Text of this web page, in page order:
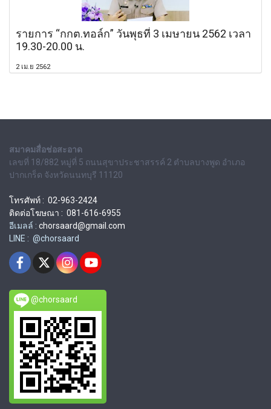
รายการ “กกต.ทอล์ก” วันพุธที่ 3 เมษายน 2562 เวลา
19.30-20.00 น.
2 เม.ย 2562
สมาคมสื่อช่อสะอาด
เลขที่ 18/882 หมู่ที่ 5 ถนนสุขาประชาสรรค์ 2 ตำบลบางพูด อำเภอ
ปากเกร็ด จังหวัดนนทบุรี 11120
โทรศัพท์ : 02-963-2424
ติดต่อโฆษณา : 081-616-6955
อีเมลล์ : chorsaard@gmail.com
LINE : @chorsaard
@chorsaard